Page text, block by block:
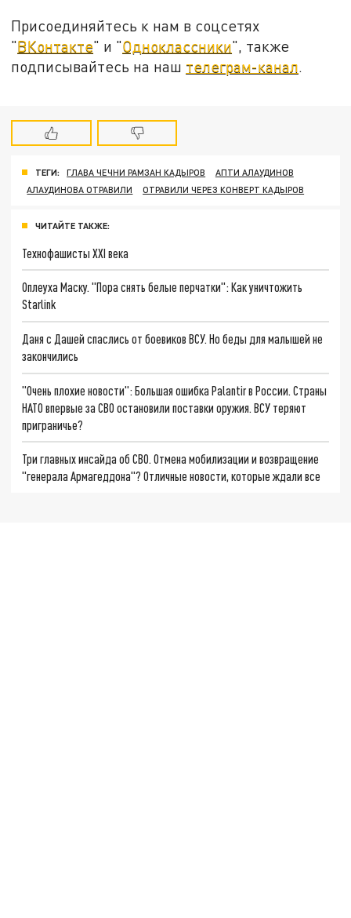
Присоединяйтесь к нам в соцсетях
"ВКонтакте" и "Одноклассники", также
подписывайтесь на наш телеграм-канал.
ТЕГИ: ГЛАВА ЧЕЧНИ РАМЗАН КАДЫРОВ
АПТИ АЛАУДИНОВ
АЛАУДИНОВА ОТРАВИЛИ
ОТРАВИЛИ ЧЕРЕЗ КОНВЕРТ КАДЫРОВ
ЧИТАЙТЕ ТАКЖЕ:
Технофашисты XXI века
Оплеуха Маску. "Пора снять белые перчатки": Как уничтожить
Starlink
Даня с Дашей спаслись от боевиков ВСУ. Но беды для малышей не
закончились
"Очень плохие новости": Большая ошибка Palantir в России. Страны
НАТО впервые за СВО остановили поставки оружия. ВСУ теряют
приграничье?
Три главных инсайда об СВО. Отмена мобилизации и возвращение
"генерала Армагеддона"? Отличные новости, которые ждали все